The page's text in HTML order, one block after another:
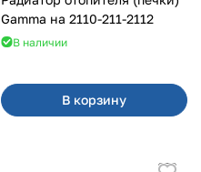
Gamma на 2110-211-2112
В наличии
В корзину